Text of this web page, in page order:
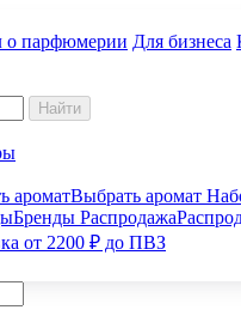
о парфюмерии Для бизнеса
Найти
ароматВыбрать аромат
Бренды Распродажа
от 2200 ₽ до ПВЗ